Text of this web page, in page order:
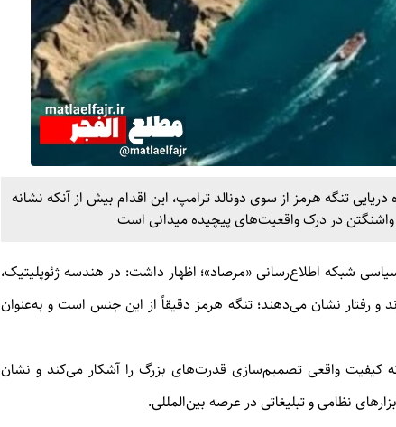
تنگه هرمز از سوی دونالد ترامپ، این اقدام بیش از آنکه نشانه
واشنگتن در درک واقعیت‌های پیچیده میدانی است
شبکه اطلاع‌رسانی «مرصاد»؛ اظهار داشت: در هندسه ژئوپلیتیک،
و رفتار نشان می‌دهند؛ تنگه هرمز دقیقاً از این جنس است و به‌عنوان
کیفیت واقعی تصمیم‌سازی قدرت‌های بزرگ را آشکار می‌کند و نشان
نظامی و تبلیغاتی در عرصه بین‌المللی.